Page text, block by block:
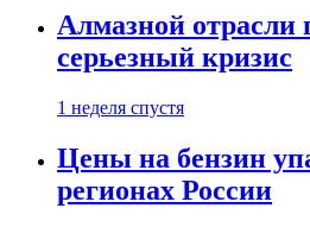
Алмазной отрасли
серьезный кризис
1 неделя спустя
Цены на бензин
регионах России